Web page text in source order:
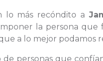
lo más recóndito a
la persona
a lo mejor podamos
de personas que